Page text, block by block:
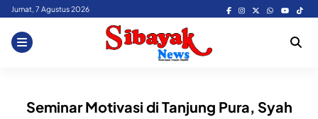
Skip
content
Jumat, 7 Agustus 2026
Seminar Motivasi di Tanjung Pura, Syah